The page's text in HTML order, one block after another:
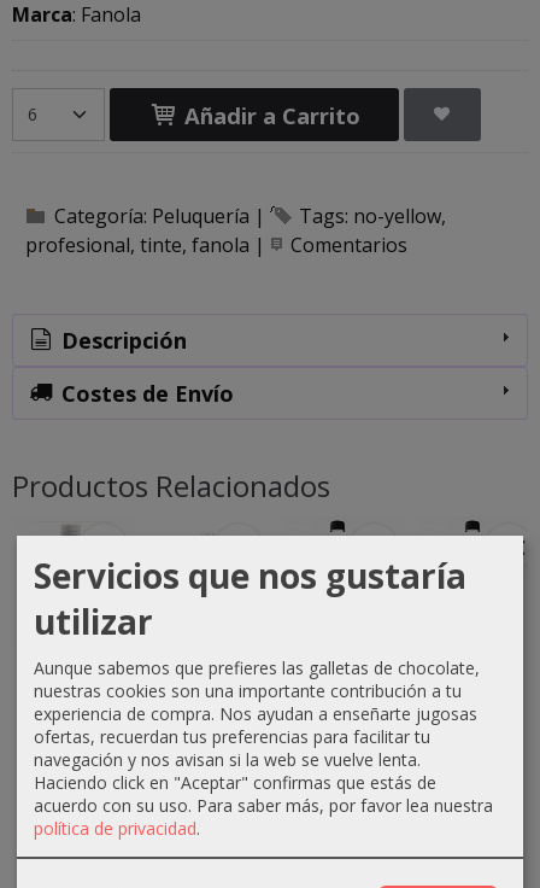
Marca: Fanola
Añadir a Carrito
Categoría: Peluquería | Tags: no-yellow
profesional tinte fanola | Comentarios
Descripción
Costes de Envío
Productos Relacionados
Crema
oxigenada
Techline
1000ml
20...
2,90 €
3,90 €
Crema
oxigenada
Techline
75ml 40...
0,70 €
1,10 €
Crema
oxigenada
Absoluk
1000ml
20...
3,50 €
-3 €
Crema
oxigenada
1000ml
3,50 €
Servicios que nos gustaría
utilizar
Aunque sabemos que prefieres las galletas de chocolate,
nuestras cookies son una importante contribución a tu
experiencia de compra. Nos ayudan a enseñarte jugosas
ofertas, recuerdan tus preferencias para facilitar tu
navegación y nos avisan si la web se vuelve lenta.
Haciendo click en "Aceptar" confirmas que estás de
acuerdo con su uso. Para saber más, por favor lea nuestra
política de privacidad.